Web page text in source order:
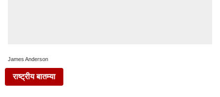
James Anderson
राष्ट्रीय बातम्या